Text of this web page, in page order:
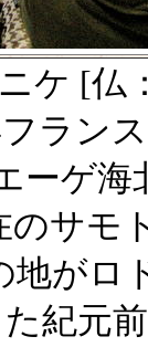
ケ [仏
ラン
ーゲ
のサモ
がロ
紀元